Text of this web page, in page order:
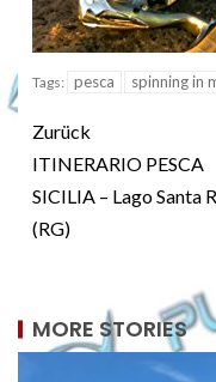
Tags: pesca spinning in
Zurück
ITINERARIO PESCA
SICILIA – Lago Santa
(RG)
MORE STORIES